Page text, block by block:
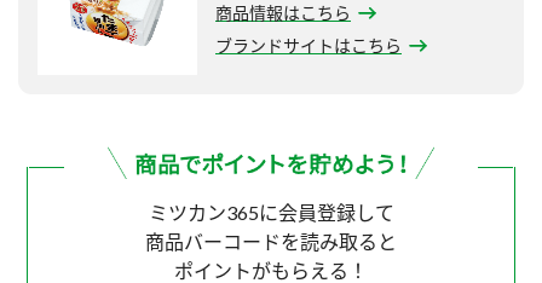
商品情報はこちら
ブランドサイトはこちら
ミツカン365に会員登録して
商品バーコードを読み取ると
ポイントがもらえる！